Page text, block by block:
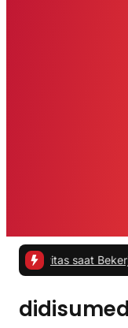
saat Bekerja dari